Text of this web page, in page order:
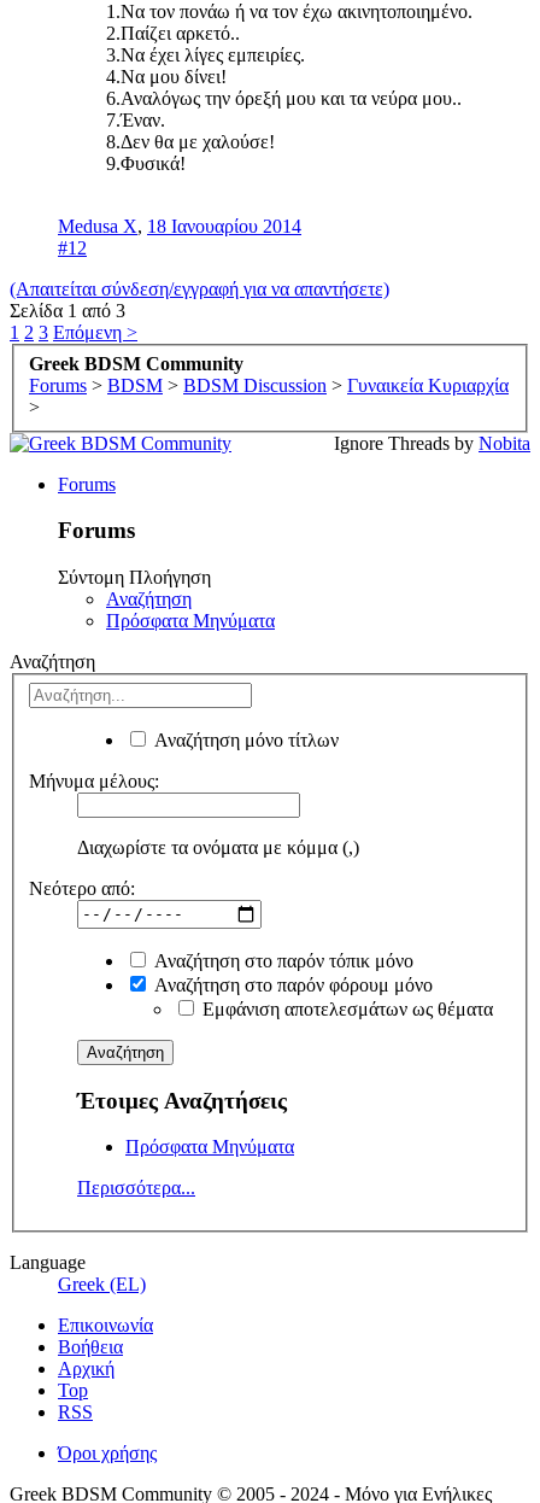
1.Να τον πονάω ή να τον έχω ακινητοποιημένο.
2.Παίζει αρκετό..
3.Να έχει λίγες εμπειρίες.
4.Να μου δίνει!
6.Αναλόγως την όρεξή μου και τα νεύρα μου..
7.Έναν.
8.Δεν θα με χαλούσε!
9.Φυσικά!
Medusa X, 18 Ιανουαρίου 2014
#12
(Απαιτείται σύνδεση/εγγραφή για να απαντήσετε)
Σελίδα 1 από 3
1 2 3 Επόμενη >
Greek BDSM Community
Forums > BDSM > BDSM Discussion > Γυναικεία Κυριαρχία
>
Ignore Threads by Nobita
Forums
Forums
Σύντομη Πλοήγηση
Αναζήτηση
Πρόσφατα Μηνύματα
Αναζήτηση
Αναζήτηση μόνο τίτλων
Μήνυμα μέλους:
Διαχωρίστε τα ονόματα με κόμμα (,)
Νεότερο από:
Αναζήτηση στο παρόν τόπικ μόνο
Αναζήτηση στο παρόν φόρουμ μόνο
Εμφάνιση αποτελεσμάτων ως θέματα
Έτοιμες Αναζητήσεις
Πρόσφατα Μηνύματα
Περισσότερα...
Language
Greek (EL)
Επικοινωνία
Βοήθεια
Αρχική
Top
RSS
Όροι χρήσης
Greek BDSM Community © 2005 - 2024 - Μόνο για Ενήλικες